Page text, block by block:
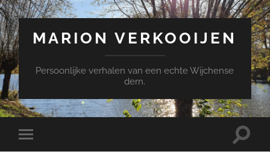
MARION VERKOOIJEN
Persoonlijke verhalen van een echte Wijchense
dern.
Toggle
mobiel
Toggle